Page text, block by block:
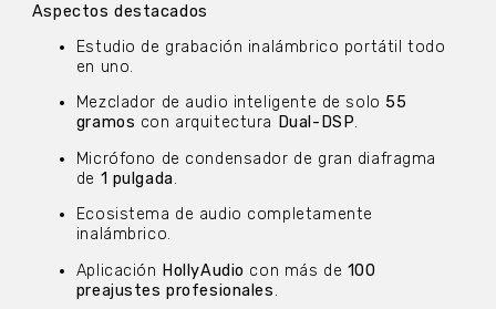
Aspectos destacados
Estudio de grabación inalámbrico portátil todo
en uno.
Mezclador de audio inteligente de solo 55
gramos con arquitectura Dual-DSP.
Micrófono de condensador de gran diafragma
de 1 pulgada.
Ecosistema de audio completamente
inalámbrico.
Aplicación HollyAudio con más de 100
preajustes profesionales.